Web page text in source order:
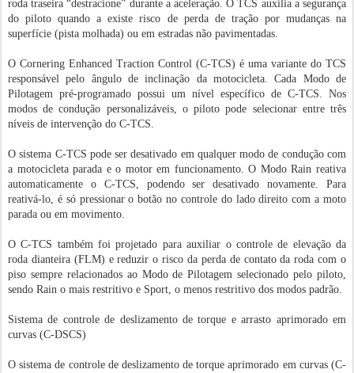
roda traseira “destracione” durante a aceleração. O TCS auxilia a segurança
do piloto quando a existe risco de perda de tração por mudanças na
superfície (pista molhada) ou em estradas não pavimentadas.
O Cornering Enhanced Traction Control (C-TCS) é uma variante do TCS
responsável pelo ângulo de inclinação da motocicleta. Cada Modo de
Pilotagem pré-programado possui um nível específico de C-TCS. Nos
modos de condução personalizáveis, o piloto pode selecionar entre três
níveis de intervenção do C-TCS.
O sistema C-TCS pode ser desativado em qualquer modo de condução com
a motocicleta parada e o motor em funcionamento. O Modo Rain reativa
automaticamente o C-TCS, podendo ser desativado novamente. Para
reativá-lo, é só pressionar o botão no controle do lado direito com a moto
parada ou em movimento.
O C-TCS também foi projetado para auxiliar o controle de elevação da
roda dianteira (FLM) e reduzir o risco da perda de contato da roda com o
piso sempre relacionados ao Modo de Pilotagem selecionado pelo piloto,
sendo Rain o mais restritivo e Sport, o menos restritivo dos modos padrão.
Sistema de controle de deslizamento de torque e arrasto aprimorado em
curvas (C-DSCS)
O sistema de controle de deslizamento de torque aprimorado em curvas (C-